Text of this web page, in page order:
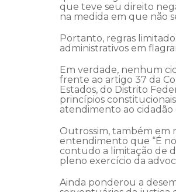
que teve seu direito
na medida em que não
Portanto, regras
administrativos em
Em verdade, nenhum
frente ao artigo 37 da
Estados, do Distrito
princípios
atendimento ao cidadão
Outrossim, também em
entendimento que “É
contudo a limitação de
pleno exercício da
Ainda ponderou a